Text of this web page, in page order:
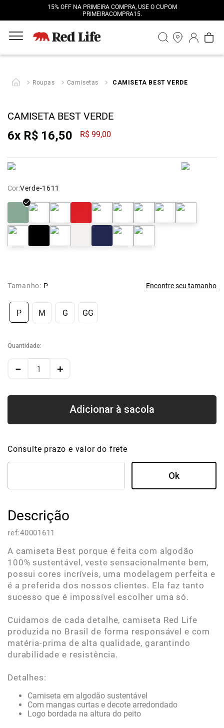
15% OFF NA PRIMEIRA COMPRA, USE O CUPOM
PRIMEIRACOMPRA15.
Roupas Camisetas CAMISETA BEST VERDE
CAMISETA BEST VERDE
6x R$ 16,50 R$ 99,00
Cor:Verde-1611
Tamanho: P Encontre seu tamanho
P M G GG
Quantidade
＋
－
Consulte prazo e valor do frete
Descrição
ref:40001611
A camiseta Best porque é feita com algodão
100% sustentável, veste sensacionalmente bem,
possui cores incríveis, uma modelagem perfeita e
é a preferida dos nossos clientes. Ela faz tanto
sucesso que é impossível escolher uma só.
Cuidamos de cada detalhe, camiseta Red Life
produzida no Brasil de forma responsável e com
matéria-prima de alta qualidade, garantindo
durabilidade e resistência.
Detalhes:
Camiseta em algodão sustentável
Com mangas curtas e decote arredondado
Logo bordada na altura do peito